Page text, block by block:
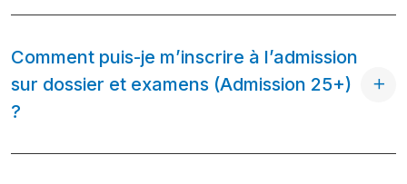
Comment puis-je m’inscrire à l’admission
sur dossier et examens (Admission 25+)
?